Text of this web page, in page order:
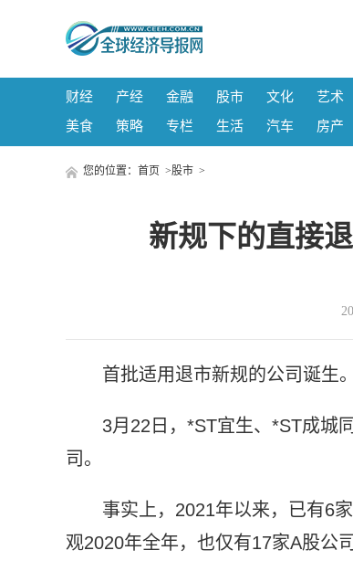
财经 产经 金融 股市 文化 艺术
美食
策略 专栏 生活 汽车 房产
您的位置： 首页 >股市 >
新规下的直接
首批适用退市新规的公司诞生。
3月22日，*ST宜生、*ST成城
司。
事实上，2021年以来，已有6
观2020年全年，也仅有17家A股公